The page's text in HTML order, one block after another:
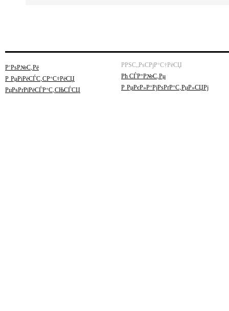
Р’РѕР№С‚Рё
Р РµРіРёСЃС‚СР°С†РёСЏ
РџРѕРґРїРёСЃР°С‚СЊСЃСЏ
РРЅС„РѕСРјР°С†РёСЏ
Рћ СЃР°Р№С‚Рµ
Р РµРєР»Р°РјРѕРґР°С‚РµР»СЏРј